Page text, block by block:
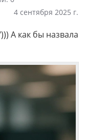
4 сентября 2025 г.
А как бы назвала